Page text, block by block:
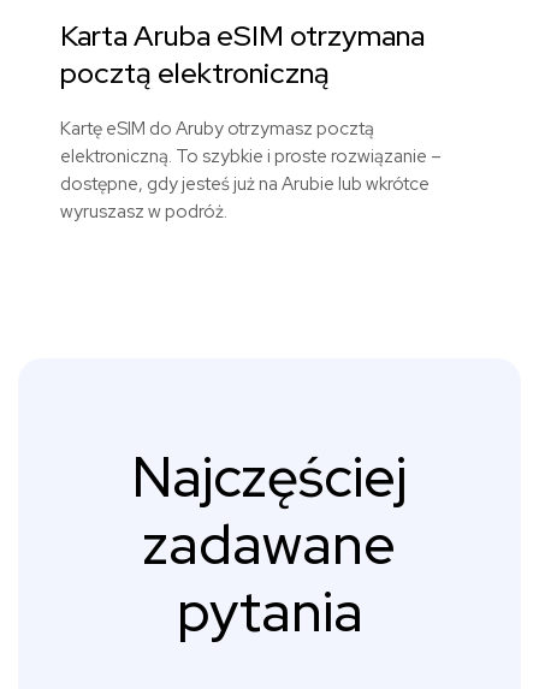
Karta Aruba eSIM otrzymana
pocztą elektroniczną
Kartę eSIM do Aruby otrzymasz pocztą
elektroniczną. To szybkie i proste rozwiązanie –
dostępne, gdy jesteś już na Arubie lub wkrótce
wyruszasz w podróż.
Najczęściej
zadawane
pytania